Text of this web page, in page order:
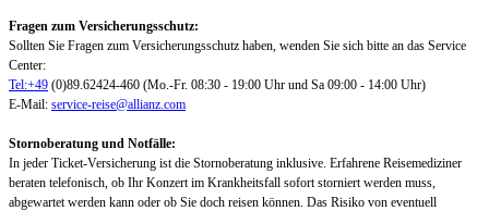
Fragen zum Versicherungsschutz:
Sollten Sie Fragen zum Versicherungsschutz haben, wenden Sie sich bitte an das Service
Center:
Tel:+49 (0)89.62424-460 (Mo.-Fr. 08:30 - 19:00 Uhr und Sa 09:00 - 14:00 Uhr)
E-Mail: service-reise@allianz.com
Stornoberatung und Notfälle:
In jeder Ticket-Versicherung ist die Stornoberatung inklusive. Erfahrene Reisemediziner
beraten telefonisch, ob Ihr Konzert im Krankheitsfall sofort storniert werden muss,
abgewartet werden kann oder ob Sie doch reisen können. Das Risiko von eventuell